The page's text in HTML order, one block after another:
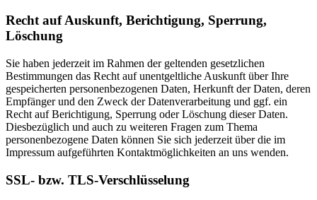
Recht auf Auskunft, Berichtigung, Sperrung,
Löschung
Sie haben jederzeit im Rahmen der geltenden gesetzlichen
Bestimmungen das Recht auf unentgeltliche Auskunft über Ihre
gespeicherten personenbezogenen Daten, Herkunft der Daten, deren
Empfänger und den Zweck der Datenverarbeitung und ggf. ein
Recht auf Berichtigung, Sperrung oder Löschung dieser Daten.
Diesbezüglich und auch zu weiteren Fragen zum Thema
personenbezogene Daten können Sie sich jederzeit über die im
Impressum aufgeführten Kontaktmöglichkeiten an uns wenden.
SSL- bzw. TLS-Verschlüsselung